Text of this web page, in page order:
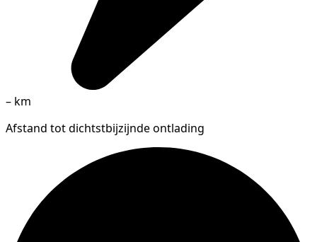
– km
Afstand tot dichtstbijzijnde ontlading